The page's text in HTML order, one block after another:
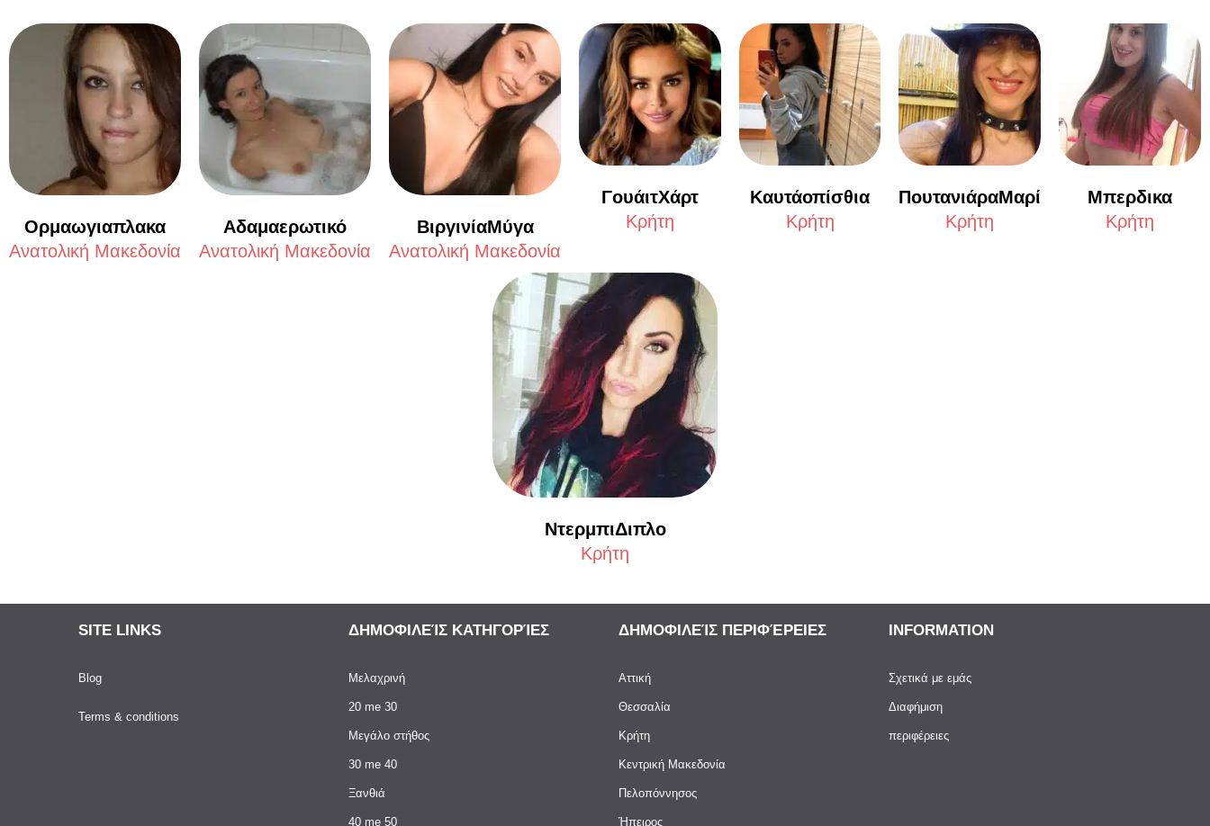
Ορμαωγιαπλακα
Aνατολική Μακεδονία
Αδαμαερωτικό
Aνατολική Μακεδονία
ΒιργινίαΜύγα
Aνατολική Μακεδονία
ΓουάιτΧάρτ
Κρήτη
Καυτάοπίσθια
Κρήτη
ΠουτανιάραΜαρί
Κρήτη
Μπερδικα
Κρήτη
ΝτερμπιΔιπλο
Κρήτη
SITE LINKS
Blog
Terms & conditions
ΔΗΜΟΦΙΛΕΊΣ ΚΑΤΗΓΟΡΊΕΣ
Μελαχρινή
20 me 30
Μεγάλο στήθος
30 me 40
Ξανθιά
40 me 50
ΔΗΜΟΦΙΛΕΊΣ ΠΕΡΙΦΈΡΕΙΕΣ
Αττική
Θεσσαλία
Κρήτη
Kεντρική Μακεδονία
Πελοπόννησος
Ήπειρος
INFORMATION
Σχετικά με εμάς
Διαφήμιση
περιφέρειες